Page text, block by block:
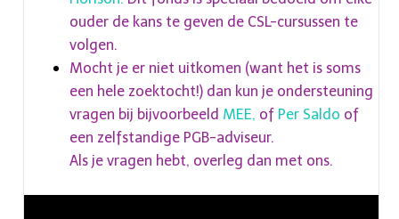
ouder de kans te geven de CSL-cursussen te
volgen.
Mocht je er niet uitkomen (want het is soms
een hele zoektocht!) dan kun je ondersteuning
vragen bij bijvoorbeeld MEE, of Per Saldo of
een zelfstandige PGB-adviseur.
Als je vragen hebt, overleg dan met ons.